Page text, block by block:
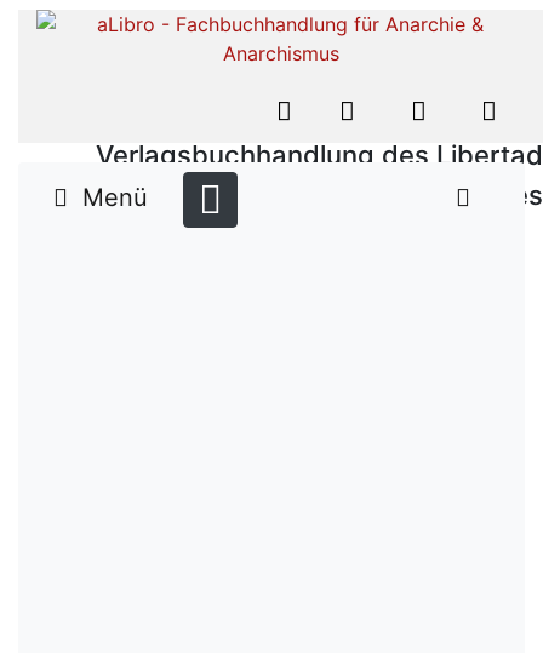
Verlagsbuchhandlung des Libertad
Verlages
Menü